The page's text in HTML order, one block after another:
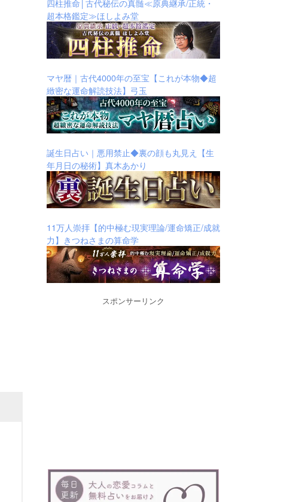
四柱推命│古代秘伝の真髄≪原典継承/正統・
超本格鑑定≫ほしよみ堂
マヤ暦｜古代4000年の至宝【これが本物◆超
緻密な運命解読技法】弓玉
誕生日占い｜悪用禁止◆裏の顔も丸見え【生
年月日の秘術】真木あかり
11万人崇拝【的中極む現実理論/運命矯正/成就
力】きつねさまの算命学
スポンサーリンク